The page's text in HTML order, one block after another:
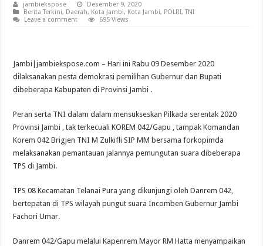
jambiekspose
Desember 9, 2020
Berita Terkini, Daerah, Kota Jambi, Kota Jambi, POLRI,TNI
Leave a comment
695 Views
Jambi|jambiekspose.com – Hari ini Rabu 09 Desember 2020
dilaksanakan pesta demokrasi pemilihan Gubernur dan Bupati
dibeberapa Kabupaten di Provinsi Jambi .
Peran serta TNI dalam dalam mensukseskan Pilkada serentak 2020
Provinsi Jambi , tak terkecuali KOREM 042/Gapu , tampak Komandan
Korem 042 Brigjen TNI M Zulkifli SIP MM bersama forkopimda
melaksanakan pemantauan jalannya pemungutan suara dibeberapa
TPS di Jambi.
TPS 08 Kecamatan Telanai Pura yang dikunjungi oleh Danrem 042,
bertepatan di TPS wilayah pungut suara Incomben Gubernur Jambi
Fachori Umar.
Danrem 042/Gapu melalui Kapenrem Mayor RM Hatta menyampaikan